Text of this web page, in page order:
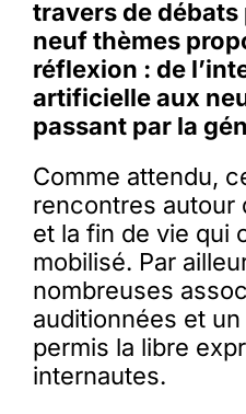
La revue
travers de
neuf thèmes
réflexion : de
artificielle aux
passant par la
Comme attendu,
rencontres autour
et la fin de vie qui
mobilisé. Par
nombreuses
auditionnées et
permis la libre
internautes.